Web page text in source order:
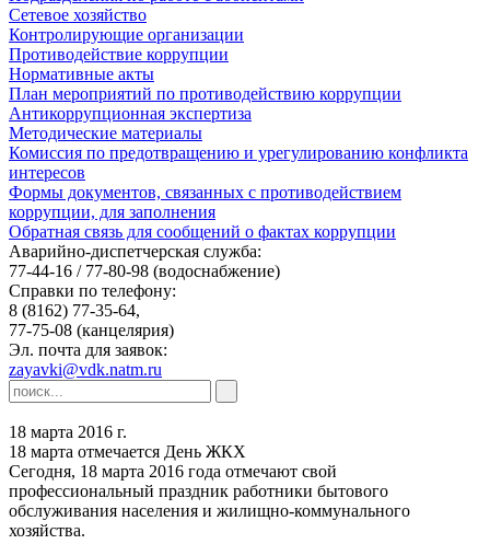
Сетевое хозяйство
Контролирующие организации
Противодействие коррупции
Нормативные акты
План мероприятий по противодействию коррупции
Антикоррупционная экспертиза
Методические материалы
Комиссия по предотвращению и урегулированию конфликта
интересов
Формы документов, связанных с противодействием
коррупции, для заполнения
Обратная связь для сообщений о фактах коррупции
Аварийно-диспетчерская служба:
77-44-16 / 77-80-98 (водоснабжение)
Справки по телефону:
8 (8162) 77-35-64,
77-75-08 (канцелярия)
Эл. почта для заявок:
zayavki@vdk.natm.ru
18 марта 2016 г.
18 марта отмечается День ЖКХ
Сегодня, 18 марта 2016 года отмечают свой
профессиональный праздник работники бытового
обслуживания населения и жилищно-коммунального
хозяйства.